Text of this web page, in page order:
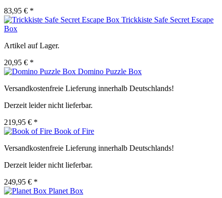
83,95 € *
Trickkiste Safe Secret Escape
Box
Artikel auf Lager.
20,95 € *
Domino Puzzle Box
Versandkostenfreie Lieferung innerhalb Deutschlands!
Derzeit leider nicht lieferbar.
219,95 € *
Book of Fire
Versandkostenfreie Lieferung innerhalb Deutschlands!
Derzeit leider nicht lieferbar.
249,95 € *
Planet Box